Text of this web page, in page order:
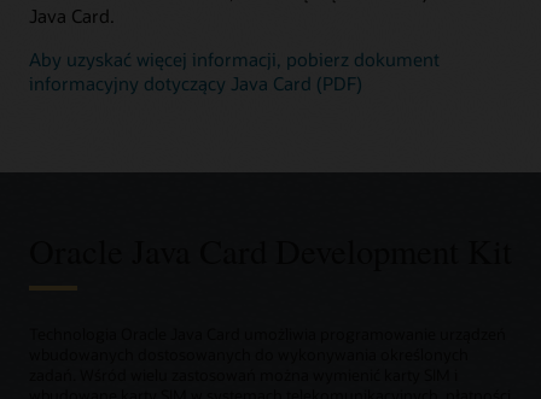
Java Card.
Aby uzyskać więcej informacji, pobierz dokument
informacyjny dotyczący Java Card (PDF)